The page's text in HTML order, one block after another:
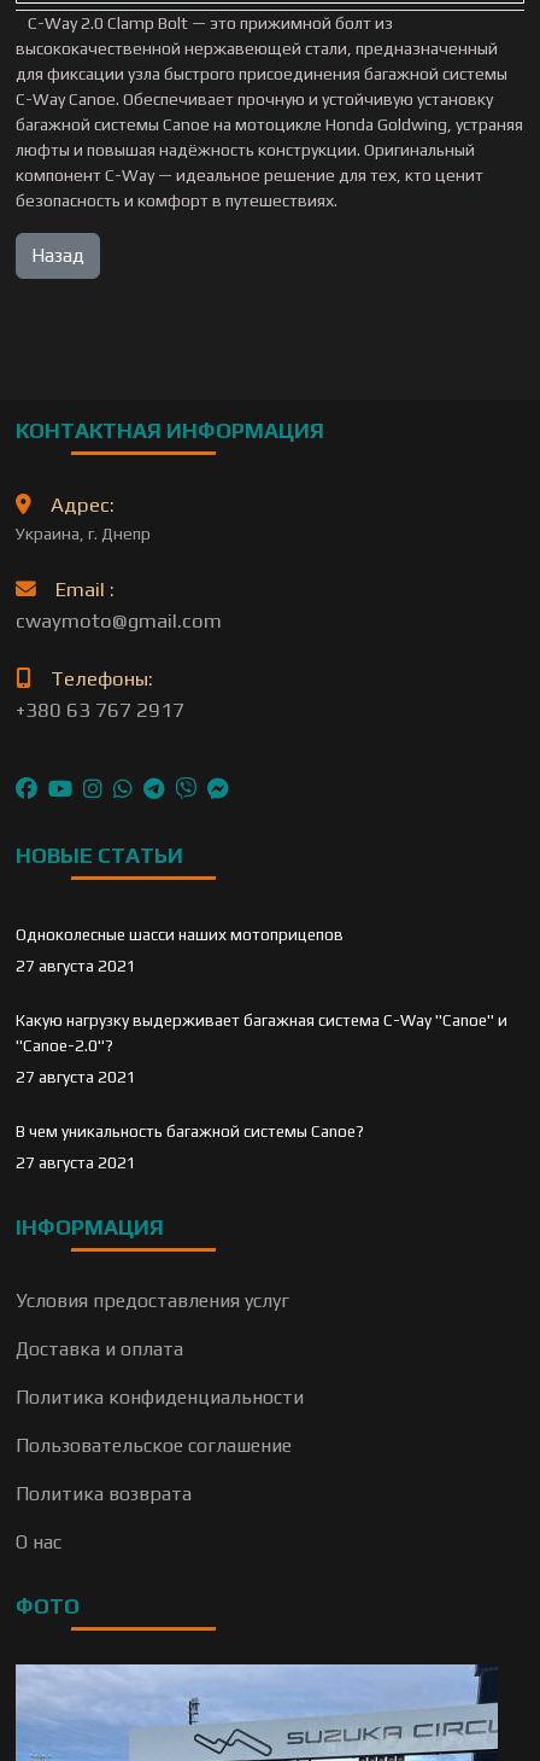
C-Way 2.0 Clamp Bolt — это прижимной болт из
высококачественной нержавеющей стали, предназначенный
для фиксации узла быстрого присоединения багажной системы
C-Way Canoe. Обеспечивает прочную и устойчивую установку
багажной системы Canoe на мотоцикле Honda Goldwing, устраняя
люфты и повышая надёжность конструкции. Оригинальный
компонент C-Way — идеальное решение для тех, кто ценит
безопасность и комфорт в путешествиях.
КОНТАКТНАЯ ИНФОРМАЦИЯ
Адрес:
Украина, г. Днепр
Email :
cwaymoto@gmail.com
Телефоны:
+380 63 767 2917
НОВЫЕ СТАТЬИ
Одноколесные шасси наших мотоприцепов
27 августа 2021
Какую нагрузку выдерживает багажная система C-Way "Canoe" и
"Canoe-2.0"?
27 августа 2021
В чем уникальность багажной системы Canoe?
27 августа 2021
ІНФОРМАЦИЯ
Условия предоставления услуг
Доставка и оплата
Политика конфиденциальности
Пользовательское соглашение
Политика возврата
О нас
ФОТО